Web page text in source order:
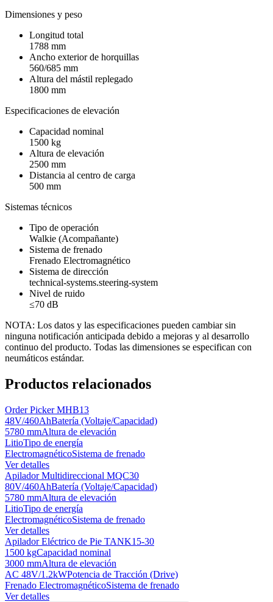
Dimensiones y peso
Longitud total
1788 mm
Ancho exterior de horquillas
560/685 mm
Altura del mástil replegado
1800 mm
Especificaciones de elevación
Capacidad nominal
1500 kg
Altura de elevación
2500 mm
Distancia al centro de carga
500 mm
Sistemas técnicos
Tipo de operación
Walkie (Acompañante)
Sistema de frenado
Frenado Electromagnético
Sistema de dirección
technical-systems.steering-system
Nivel de ruido
≤70 dB
NOTA: Los datos y las especificaciones pueden cambiar sin
ninguna notificación anticipada debido a mejoras y al desarrollo
continuo del producto. Todas las dimensiones se especifican con
neumáticos estándar.
Productos relacionados
Order Picker MHB13
48V/460AhBatería (Voltaje/Capacidad)
5780 mmAltura de elevación
LitioTipo de energía
ElectromagnéticoSistema de frenado
Ver detalles
Apilador Multidireccional MQC30
80V/460AhBatería (Voltaje/Capacidad)
5780 mmAltura de elevación
LitioTipo de energía
ElectromagnéticoSistema de frenado
Ver detalles
Apilador Eléctrico de Pie TANK15-30
1500 kgCapacidad nominal
3000 mmAltura de elevación
AC 48V/1.2kWPotencia de Tracción (Drive)
Frenado ElectromagnéticoSistema de frenado
Ver detalles